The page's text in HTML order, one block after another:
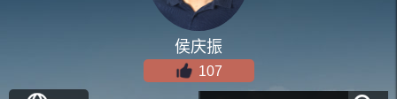
侯庆振
107